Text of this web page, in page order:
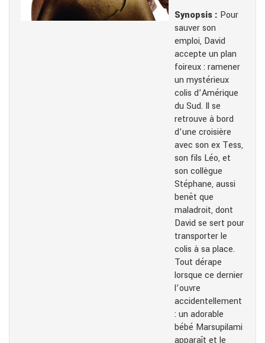
Synopsis : Pour
sauver son
emploi, David
accepte un plan
foireux : ramener
un mystérieux
colis d’Amérique
du Sud. Il se
retrouve à bord
d’une croisière
avec son ex Tess,
son fils Léo, et
son collègue
Stéphane, aussi
benêt que
maladroit, dont
David se sert pour
transporter le
colis à sa place.
Tout dérape
lorsque ce dernier
l’ouvre
accidentellement
: un adorable
bébé Marsupilami
apparaît et le